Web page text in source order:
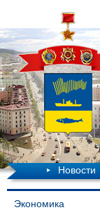
Новости
Экономика